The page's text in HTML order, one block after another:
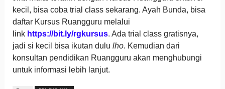
kecil, bisa coba trial class sekarang. Ayah Bunda, bisa
daftar Kursus Ruangguru melalui
link https://bit.ly/rgkursus. Ada trial class gratisnya,
jadi si kecil bisa ikutan dulu lho. Kemudian dari
konsultan pendidikan Ruangguru akan menghubungi
untuk informasi lebih lanjut.